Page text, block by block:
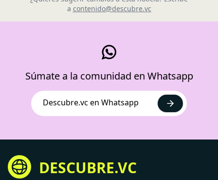
a contenido@descubre.vc
Súmate a la comunidad en Whatsapp
Descubre.vc en Whatsapp
DESCUBRE.VC